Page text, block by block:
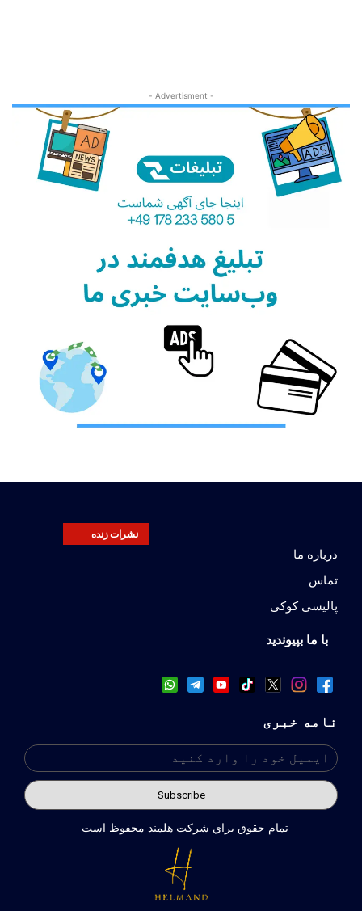
- Advertisment -
نشرات زنده
درباره ما
تماس
پالیسی کوکی
با ما بپیوندید
نامه خبری
تمام حقوق براي شركت هلمند محفوظ است